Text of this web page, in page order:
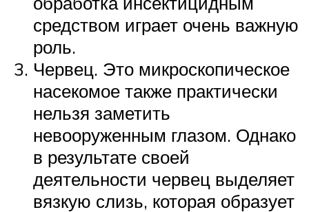
средством играет очень важную
роль.
Червец. Это микроскопическое
насекомое также практически
нельзя заметить
невооруженным глазом. Однако
в результате своей
деятельности червец выделяет
вязкую слизь, которая образует